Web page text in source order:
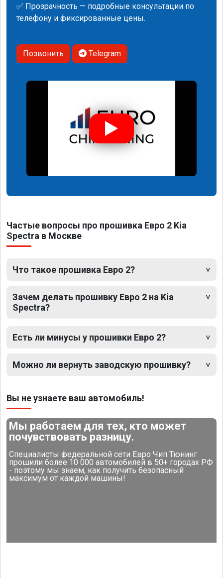
✅ Прозрачность — подробные консультации по
телефону и фиксированные цены.
Позвонить Telegram
Частые вопросы про прошивка Евро 2 Kia
Spectra в Москве
Что такое прошивка Евро 2?
Зачем делать прошивку Евро 2 на Kia
Spectra?
Есть ли минусы у прошивки Евро 2?
Можно ли вернуть заводскую прошивку?
Вы не узнаете ваш автомобиль!
Мы работаем для тех, кто может
почувствовать разницу.
Специалисты федеральной сети Евро Чип Тюнинг
прошили более 10 000 автомобилей в 50+ городах РФ
- поэтому мы знаем, как получить безопасный
максимум от каждой машины!